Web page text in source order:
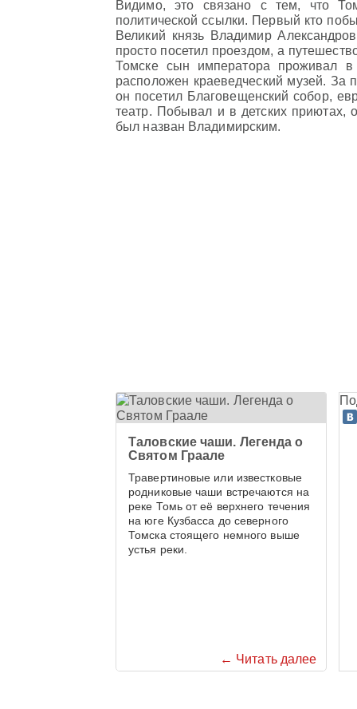
Видимо, это связано с тем, что
политической ссылки. Первый кто
Великий князь Владимир
просто посетил проездом, а
Томске сын императора проживал
расположен краеведческий музей. За
он посетил Благовещенский собор,
театр. Побывал и в детских приютах,
был назван Владимирским.
← Читать далее
Таловские чаши. Легенда о
Святом Граале
Травертиновые или известковые
родниковые чаши встречаются на
реке Томь от её верхнего течения
на юге Кузбасса до северного
Томска стоящего немного выше
устья реки.